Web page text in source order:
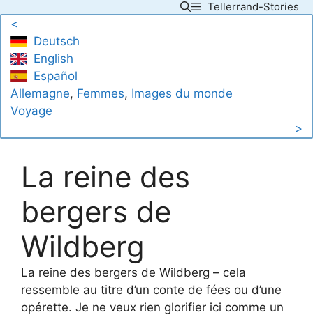
content
Tellerrand-Stories
<
Deutsch
English
Español
Allemagne, Femmes, Images du monde
Voyage
>
La reine des
bergers de
Wildberg
La reine des bergers de Wildberg – cela
ressemble au titre d’un conte de fées ou d’une
opérette. Je ne veux rien glorifier ici comme un